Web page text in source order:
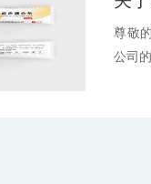
尊敬
公司